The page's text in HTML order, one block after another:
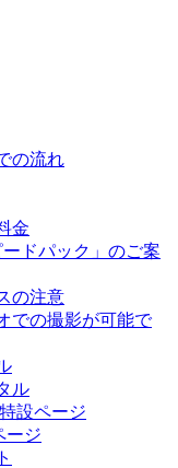
の流れ
金
ドパック」のご案
の注意
での撮影が可能で
ル
設ページ
ージ